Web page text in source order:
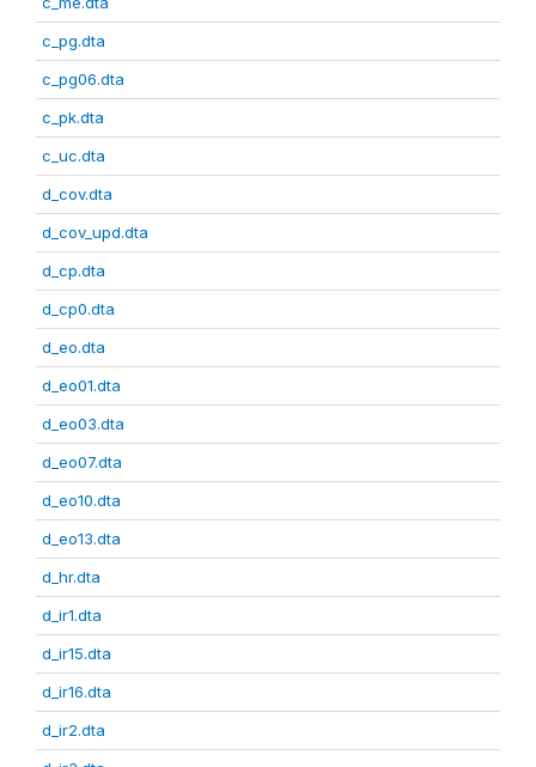
c_pg.dta
c_pg06.dta
c_pk.dta
c_uc.dta
d_cov.dta
d_cov_upd.dta
d_cp.dta
d_cp0.dta
d_eo.dta
d_eo01.dta
d_eo03.dta
d_eo07.dta
d_eo10.dta
d_eo13.dta
d_hr.dta
d_ir1.dta
d_ir15.dta
d_ir16.dta
d_ir2.dta